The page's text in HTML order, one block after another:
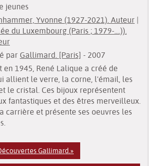
jeunes
Yvonne (1927-2021). Auteur |
du Luxembourg (Paris ; 1979-....)).
par Gallimard. [Paris] - 2007
1945, René Lalique a créé de
allient le verre, la corne, l'émail, les
le cristal. Ces bijoux représentent
fantastiques et des êtres merveilleux.
carrière et présente ses oeuvres les
Gallimard.»